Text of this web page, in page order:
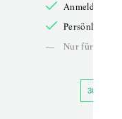
Anmelden
Persönliche
—
Nur für
30 TAGE